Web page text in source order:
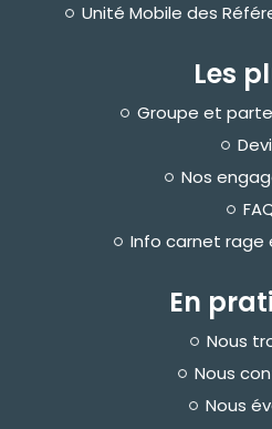
Unité Mobile des
Les
Groupe et
Nos
Info carnet rage
En
Nous
Nous
Nous